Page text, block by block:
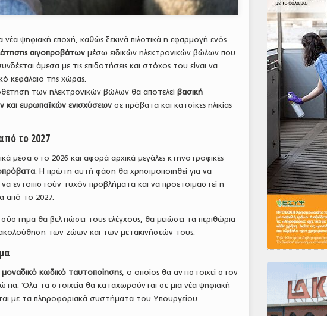
νέα ψηφιακή εποχή, καθώς ξεκινά πιλοτικά η εφαρμογή ενός
αιγοπροβάτων μέσω ειδικών ηλεκτρονικών βώλων που
άμεσα με τις επιδοτήσεις και στόχος του είναι να
κεφάλαιο της χώρας.
των ηλεκτρονικών βώλων θα αποτελείβασική
και ευρωπαϊκών ενισχύσεων σε πρόβατα και κατσίκες ηλικίας
το 2027
μέσα στο 2026 και αφορά αρχικά μεγάλες κτηνοτροφικές
. Η πρώτη αυτή φάση θα χρησιμοποιηθεί για να
εντοπιστούν τυχόν προβλήματα και να προετοιμαστεί η
από το 2027.
θα βελτιώσει τους ελέγχους, θα μειώσει τα περιθώρια
των ζώων και των μετακινήσεών τους.
μοναδικό κωδικό ταυτοποίησης, ο οποίος θα αντιστοιχεί στον
Όλα τα στοιχεία θα καταχωρούνται σε μια νέα ψηφιακή
με τα πληροφοριακά συστήματα του Υπουργείου